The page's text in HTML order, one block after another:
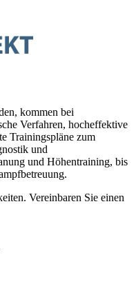
kommen bei
Verfahren, hocheffektive
Trainingspläne zum
und
und Höhentraining, bis
Vereinbaren Sie einen